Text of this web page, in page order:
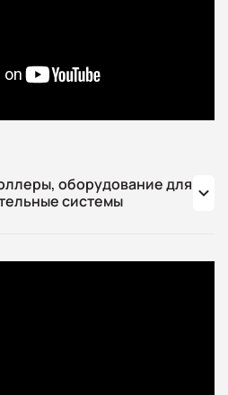
оборудование для
системы